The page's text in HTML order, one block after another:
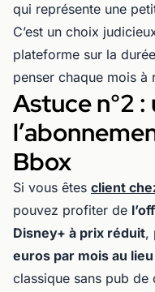
qui représente une
C’est un choix
plateforme sur la
penser chaque mois à
Astuce n°2
Bbox
Si vous êtes client
pouvez profiter de
Disney+ à prix réduit,
euros par mois au
classique sans pub